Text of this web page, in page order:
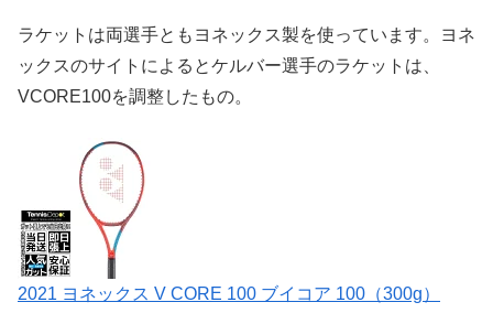
ラケットは両選手ともヨネックス製を使っています。ヨネ
ックスのサイトによるとケルバー選手のラケットは、
VCORE100を調整したもの。
2021 ヨネックス V CORE 100 ブイコア 100（300g）